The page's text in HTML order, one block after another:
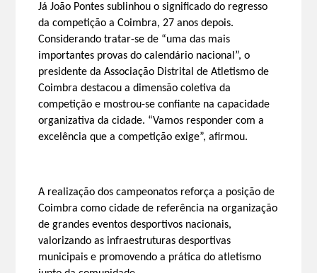
Já João Pontes sublinhou o significado do regresso
da competição a Coimbra, 27 anos depois.
Considerando tratar-se de “uma das mais
importantes provas do calendário nacional”, o
presidente da Associação Distrital de Atletismo de
Coimbra destacou a dimensão coletiva da
competição e mostrou-se confiante na capacidade
organizativa da cidade. “Vamos responder com a
excelência que a competição exige”, afirmou.
A realização dos campeonatos reforça a posição de
Coimbra como cidade de referência na organização
de grandes eventos desportivos nacionais,
valorizando as infraestruturas desportivas
municipais e promovendo a prática do atletismo